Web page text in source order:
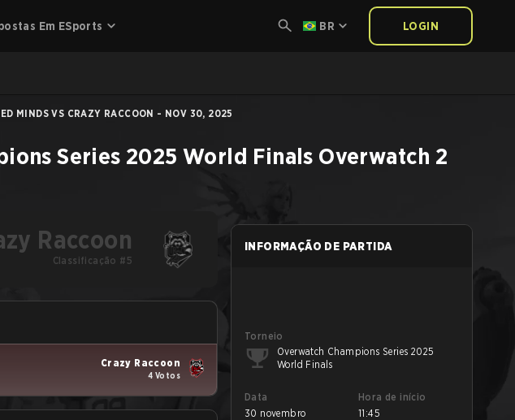
Em ESports BR LOGIN
MINDS VS CRAZY RACCOON - NOV 30, 2025
Series 2025 World Finals Overwatch 2
Raccoon
Classificação #5
Crazy Raccoon
4 Votos
INFORMAÇÃO DE PARTIDA
Torneio
Overwatch Champions Series 2025
World Finals
Data
30 novembro
Hora de início
11:45